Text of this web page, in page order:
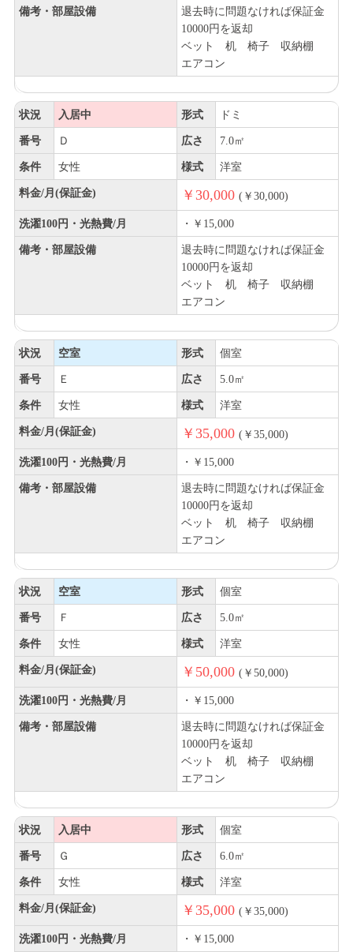
備考・部屋設備
退去時に問題なければ保証金
10000円を返却
ベット 机 椅子 収納棚
エアコン
状況 入居中 形式 ドミ
番号 Ｄ 広さ 7.0㎡
条件 女性 様式 洋室
料金/月(保証金) ￥30,000 (￥30,000)
洗濯100円・光熱費/月 ・￥15,000
備考・部屋設備
退去時に問題なければ保証金
10000円を返却
ベット 机 椅子 収納棚
エアコン
状況 空室 形式 個室
番号 Ｅ 広さ 5.0㎡
条件 女性 様式 洋室
料金/月(保証金) ￥35,000 (￥35,000)
洗濯100円・光熱費/月 ・￥15,000
備考・部屋設備
退去時に問題なければ保証金
10000円を返却
ベット 机 椅子 収納棚
エアコン
状況 空室 形式 個室
番号 Ｆ 広さ 5.0㎡
条件 女性 様式 洋室
料金/月(保証金) ￥50,000 (￥50,000)
洗濯100円・光熱費/月 ・￥15,000
備考・部屋設備
退去時に問題なければ保証金
10000円を返却
ベット 机 椅子 収納棚
エアコン
状況 入居中 形式 個室
番号 Ｇ 広さ 6.0㎡
条件 女性 様式 洋室
料金/月(保証金) ￥35,000 (￥35,000)
洗濯100円・光熱費/月 ・￥15,000